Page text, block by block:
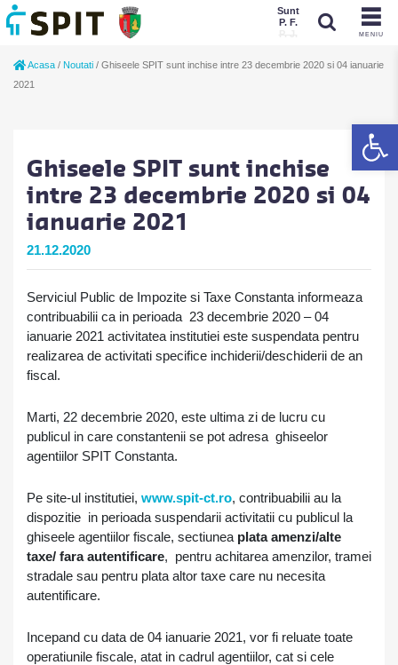
MENIU
Sunt
P. F.
P. J.
Acasa / Noutati / Ghiseele SPIT sunt inchise intre 23 decembrie 2020 si 04 ianuarie
2021
Ghiseele SPIT sunt inchise
intre 23 decembrie 2020 si 04
ianuarie 2021
21.12.2020
Serviciul Public de Impozite si Taxe Constanta informeaza
contribuabilii ca in perioada 23 decembrie 2020 – 04
ianuarie 2021 activitatea institutiei este suspendata pentru
realizarea de activitati specifice inchiderii/deschiderii de an
fiscal.
Marti, 22 decembrie 2020, este ultima zi de lucru cu
publicul in care constantenii se pot adresa ghiseelor
agentiilor SPIT Constanta.
Pe site-ul institutiei, www.spit-ct.ro, contribuabilii au la
dispozitie in perioada suspendarii activitatii cu publicul la
ghiseele agentiilor fiscale, sectiunea plata amenzi/alte
taxe/ fara autentificare, pentru achitarea amenzilor, tramei
stradale sau pentru plata altor taxe care nu necesita
autentificare.
Incepand cu data de 04 ianuarie 2021, vor fi reluate toate
operatiunile fiscale, atat in cadrul agentiilor, cat si cele